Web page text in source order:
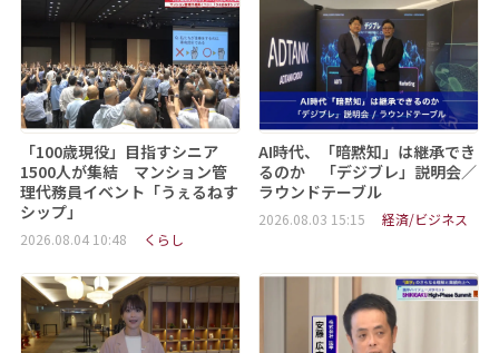
「100歳現役」目指すシニア
1500人が集結 マンション管
理代務員イベント「うぇるねす
シップ」
2026.08.04 10:48 くらし
AI時代、「暗黙知」は継承でき
るのか 「デジブレ」説明会／
ラウンドテーブル
2026.08.03 15:15 経済/ビジネス